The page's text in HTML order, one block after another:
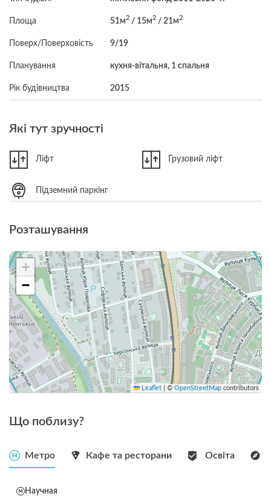
Площа 51м2 / 15м2 / 21м2
Поверх/Поверховість 9/19
Планування кухня-вітальня, 1 спальня
Рік будівництва 2015
Які тут зручності
Ліфт Грузовий ліфт
Підземний паркінг
Розташування
+
−
Leaflet © OpenStreetMap contributors
Що поблизу?
Метро Кафе та ресторани Освіта
Научная